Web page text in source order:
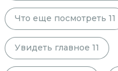
Что еще посмотреть 11
Увидеть главное 11